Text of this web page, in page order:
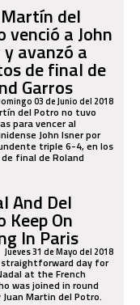
del
venció a John
y avanzó a
de final de
Garros
03 de Junio del 2018
del Potro no tuvo
para vencer al
John Isner por
triple 6-4, en los
final de Roland
And Del
Keep On
In Paris
Jueves 31 de Mayo del 2018
day for
at the French
was joined in round
Martin del Potro.